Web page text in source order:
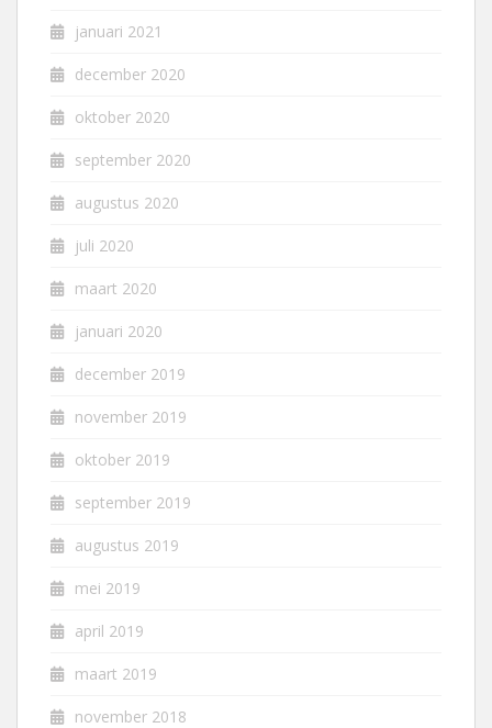
januari 2021
december 2020
oktober 2020
september 2020
augustus 2020
juli 2020
maart 2020
januari 2020
december 2019
november 2019
oktober 2019
september 2019
augustus 2019
mei 2019
april 2019
maart 2019
november 2018